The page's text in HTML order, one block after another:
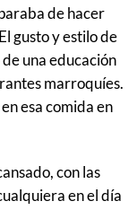
de hacer
gusto y estilo de
una educación
marroquíes.
esa comida en
con las
en el día